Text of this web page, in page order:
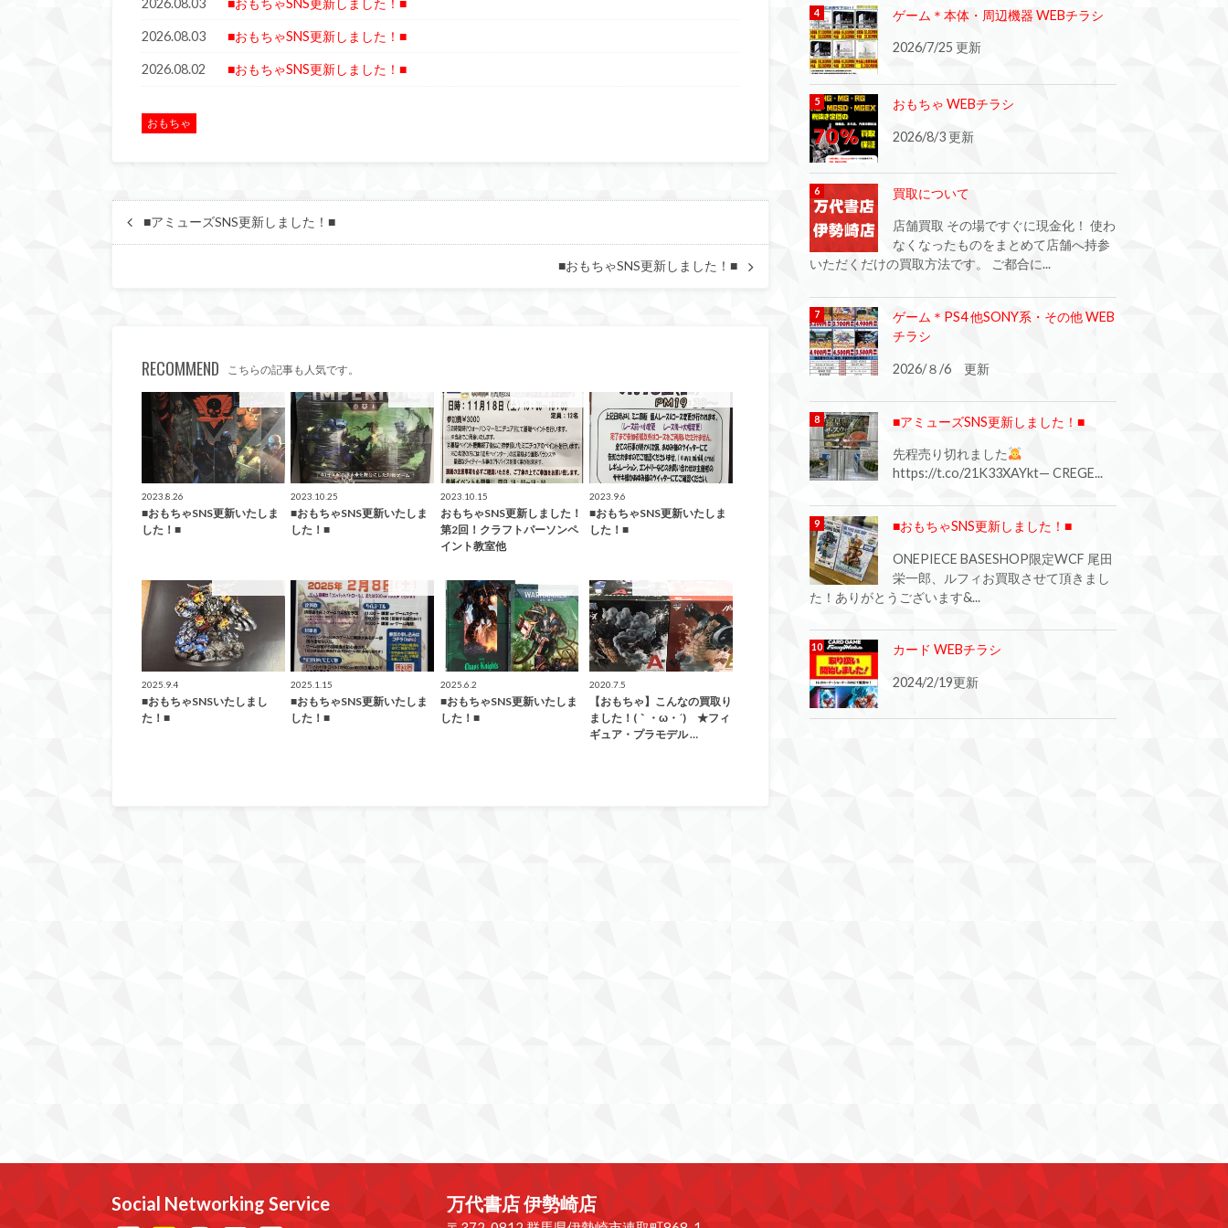
2026.08.03 ■おもちゃSNS更新しました！■
2026.08.02 ■おもちゃSNS更新しました！■
おもちゃ
■アミューズSNS更新しました！■
■おもちゃSNS更新しました！■
RECOMMEND こちらの記事も人気です。
2023.8.26
■おもちゃSNS更新いたしま
した！■
2023.10.25
■おもちゃSNS更新いたしま
した！■
2023.10.15
おもちゃSNS更新しました！
第2回！クラフトパーソンペ
イント教室他
2023.9.6
■おもちゃSNS更新いたしま
した！■
2025.9.4
■おもちゃSNSいたしまし
た！■
2025.1.15
■おもちゃSNS更新いたしま
した！■
2025.6.2
■おもちゃSNS更新いたしま
した！■
2020.7.5
【おもちゃ】こんなの買取り
ました！(｀・ω・´)ゞ★フィ
ギュア・プラモデル …
ゲーム＊本体・周辺機器 WEBチラシ
2026/7/25 更新
おもちゃ WEBチラシ
2026/8/3 更新
買取について
店舗買取 その場ですぐに現金化！ 使わ
なくなったものをまとめて店舗へ持参
いただくだけの買取方法です。 ご都合に...
ゲーム＊PS4 他SONY系・その他 WEB
チラシ
2026/８/6 更新
■アミューズSNS更新しました！■
先程売り切れました
https://t.co/21K33XAYkt— CREGE...
■おもちゃSNS更新しました！■
ONEPIECE BASESHOP限定WCF 尾田
栄一郎、ルフィお買取させて頂きまし
た！ありがとうございます&...
カード WEBチラシ
2024/2/19更新
Social Networking Service 万代書店 伊勢崎店